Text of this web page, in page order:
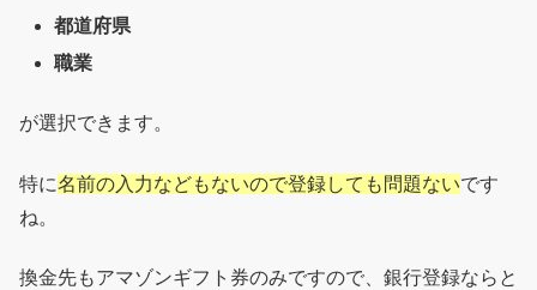
都道府県
職業
が選択できます。
特に名前の入力などもないので登録しても問題ないです
ね。
換金先もアマゾンギフト券のみですので、銀行登録ならと